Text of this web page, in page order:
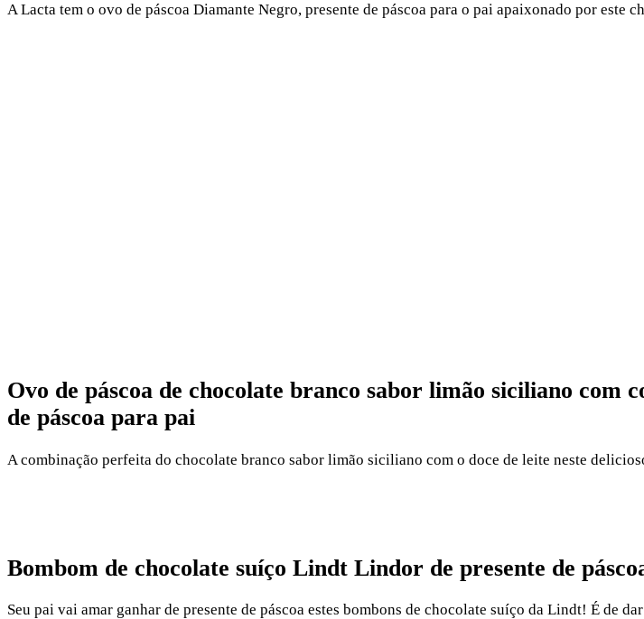
A Lacta tem o ovo de páscoa Diamante Negro, presente de páscoa para o pai apaixonado por este
Ovo de páscoa de chocolate branco sabor limão siciliano com
de páscoa para pai
A combinação perfeita do chocolate branco sabor limão siciliano com o doce de leite neste
Bombom de chocolate suíço Lindt Lindor de presente de
Seu pai vai amar ganhar de presente de páscoa estes bombons de chocolate suíço da Lindt! É de